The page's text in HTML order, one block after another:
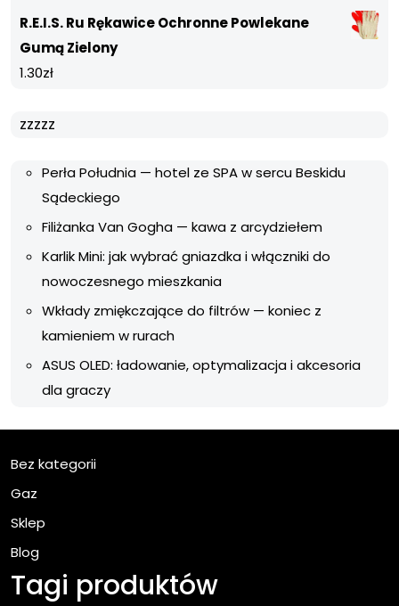
R.E.I.S. Ru Rękawice Ochronne Powlekane
Gumą Zielony
1.30zł
zzzzz
Perła Południa — hotel ze SPA w sercu Beskidu
Sądeckiego
Filiżanka Van Gogha — kawa z arcydziełem
Karlik Mini: jak wybrać gniazdka i włączniki do
nowoczesnego mieszkania
Wkłady zmiękczające do filtrów — koniec z
kamieniem w rurach
ASUS OLED: ładowanie, optymalizacja i akcesoria
dla graczy
Bez kategorii
Gaz
Sklep
Blog
Tagi produktów